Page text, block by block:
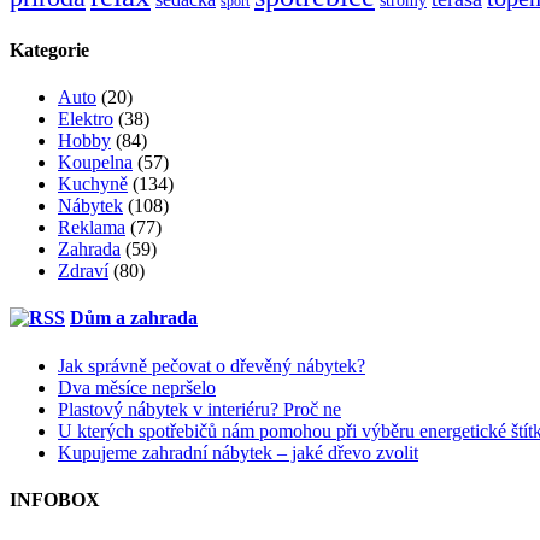
Kategorie
Auto (20)
Elektro (38)
Hobby (84)
Koupelna (57)
Kuchyně (134)
Nábytek (108)
Reklama (77)
Zahrada (59)
Zdraví(80)
Dům a zahrada
Jak správně pečovat o dřevěný nábytek?
Dva měsíce nepršelo
Plastový nábytek v interiéru? Proč ne
U kterých spotřebičů nám pomohou při výběru energetické
Kupujeme zahradní nábytek – jaké dřevo zvolit
INFOBOX